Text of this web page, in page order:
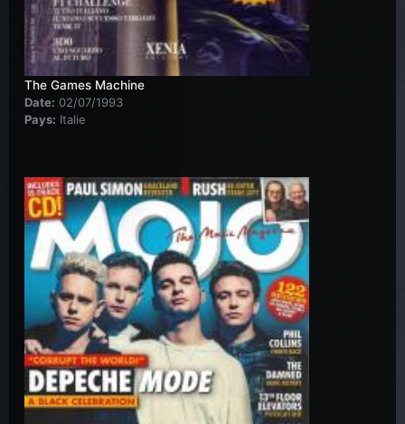
The Games Machine
Date: 02/07/1993
Pays: Italie